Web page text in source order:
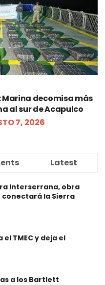
decomisa más
al sur de Acapulco
7, 2026
Latest
Interserrana, obra
la Sierra
TMEC y deja el
a los Bartlett